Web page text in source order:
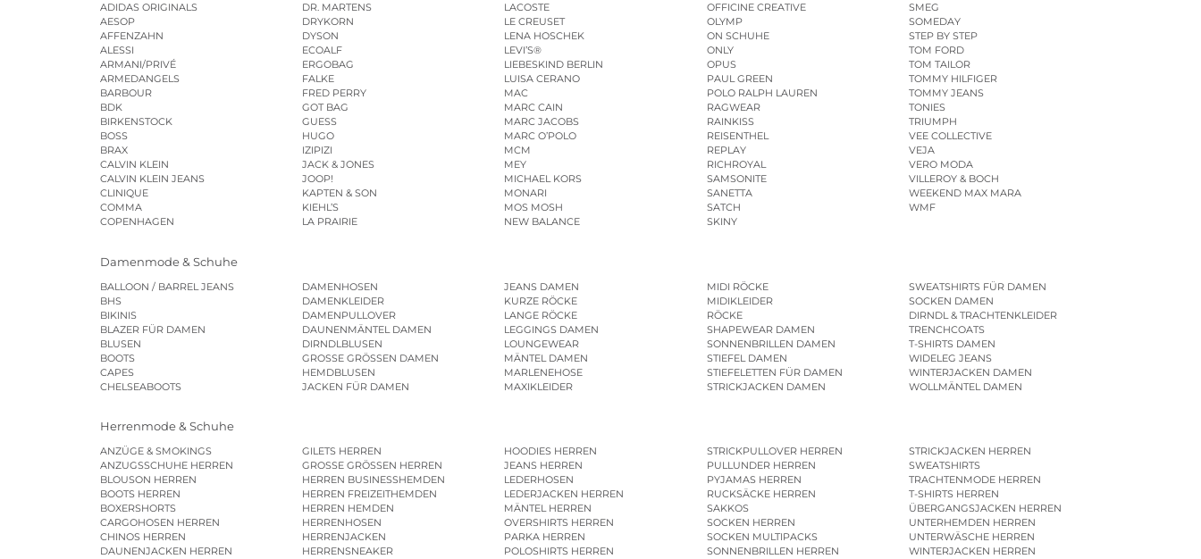
ADIDAS ORIGINALS
AESOP
AFFENZAHN
ALESSI
ARMANI/PRIVÉ
ARMEDANGELS
BARBOUR
BDK
BIRKENSTOCK
BOSS
BRAX
CALVIN KLEIN
CALVIN KLEIN JEANS
CLINIQUE
COMMA
COPENHAGEN
DR. MARTENS
DRYKORN
DYSON
ECOALF
ERGOBAG
FALKE
FRED PERRY
GOT BAG
GUESS
HUGO
IZIPIZI
JACK & JONES
JOOP!
KAPTEN & SON
KIEHL’S
LA PRAIRIE
LACOSTE
LE CREUSET
LENA HOSCHEK
LEVI’S®
LIEBESKIND BERLIN
LUISA CERANO
MAC
MARC CAIN
MARC JACOBS
MARC O’POLO
MCM
MEY
MICHAEL KORS
MONARI
MOS MOSH
NEW BALANCE
OFFICINE CREATIVE
OLYMP
ON SCHUHE
ONLY
OPUS
PAUL GREEN
POLO RALPH LAUREN
RAGWEAR
RAINKISS
REISENTHEL
REPLAY
RICHROYAL
SAMSONITE
SANETTA
SATCH
SKINY
SMEG
SOMEDAY
STEP BY STEP
TOM FORD
TOM TAILOR
TOMMY HILFIGER
TOMMY JEANS
TONIES
TRIUMPH
VEE COLLECTIVE
VEJA
VERO MODA
VILLEROY & BOCH
WEEKEND MAX MARA
WMF
Damenmode & Schuhe
BALLOON / BARREL JEANS
BHS
BIKINIS
BLAZER FÜR DAMEN
BLUSEN
BOOTS
CAPES
CHELSEABOOTS
DAMENHOSEN
DAMENKLEIDER
DAMENPULLOVER
DAUNENMÄNTEL DAMEN
DIRNDLBLUSEN
GROSSE GRÖSSEN DAMEN
HEMDBLUSEN
JACKEN FÜR DAMEN
JEANS DAMEN
KURZE RÖCKE
LANGE RÖCKE
LEGGINGS DAMEN
LOUNGEWEAR
MÄNTEL DAMEN
MARLENEHOSE
MAXIKLEIDER
MIDI RÖCKE
MIDIKLEIDER
RÖCKE
SHAPEWEAR DAMEN
SONNENBRILLEN DAMEN
STIEFEL DAMEN
STIEFELETTEN FÜR DAMEN
STRICKJACKEN DAMEN
SWEATSHIRTS FÜR DAMEN
SOCKEN DAMEN
DIRNDL & TRACHTENKLEIDER
TRENCHCOATS
T-SHIRTS DAMEN
WIDELEG JEANS
WINTERJACKEN DAMEN
WOLLMÄNTEL DAMEN
Herrenmode & Schuhe
ANZÜGE & SMOKINGS
ANZUGSSCHUHE HERREN
BLOUSON HERREN
BOOTS HERREN
BOXERSHORTS
CARGOHOSEN HERREN
CHINOS HERREN
DAUNENJACKEN HERREN
GILETS HERREN
GROSSE GRÖSSEN HERREN
HERREN BUSINESSHEMDEN
HERREN FREIZEITHEMDEN
HERREN HEMDEN
HERRENHOSEN
HERRENJACKEN
HERRENSNEAKER
HOODIES HERREN
JEANS HERREN
LEDERHOSEN
LEDERJACKEN HERREN
MÄNTEL HERREN
OVERSHIRTS HERREN
PARKA HERREN
POLOSHIRTS HERREN
STRICKPULLOVER HERREN
PULLUNDER HERREN
PYJAMAS HERREN
RUCKSÄCKE HERREN
SAKKOS
SOCKEN HERREN
SOCKEN MULTIPACKS
SONNENBRILLEN HERREN
STRICKJACKEN HERREN
SWEATSHIRTS
TRACHTENMODE HERREN
T-SHIRTS HERREN
ÜBERGANGSJACKEN HERREN
UNTERHEMDEN HERREN
UNTERWÄSCHE HERREN
WINTERJACKEN HERREN